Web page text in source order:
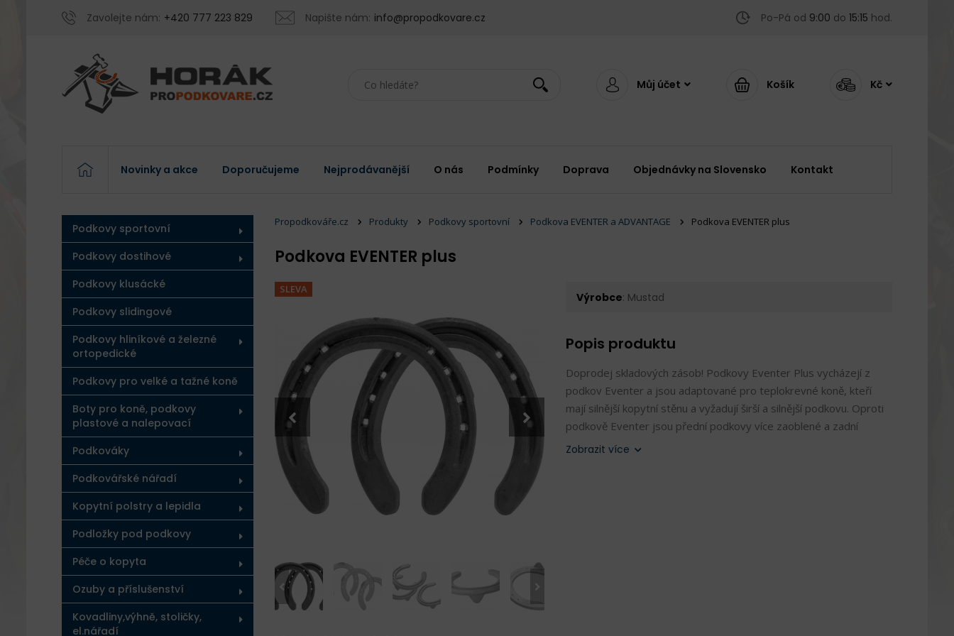
Zavolejte nám: +420 777 223 829 Napište nám: info@propodkovare.cz Po-Pá od 9:00 do 15:15 hod.
Můj účet Košík Kč
Novinky a akce Doporučujeme Nejprodávanější O nás Podmínky Doprava Objednávky na Slovensko Kontakt
Podkovy sportovní
Podkovy dostihové
Podkovy klusácké
Podkovy slidingové
Podkovy hliníkové a železné
ortopedické
Podkovy pro velké a tažné koně
Boty pro koně, podkovy
plastové a nalepovací
Podkováky
Podkovářské nářadí
Kopytní polstry a lepidla
Podložky pod podkovy
Péče o kopyta
Ozuby a příslušenství
Kovadliny,výhně, stoličky,
el.nářadí
Propodkováře.cz Produkty Podkovy sportovní Podkova EVENTER a ADVANTAGE Podkova EVENTER plus
Podkova EVENTER plus
SLEVA
Výrobce: Mustad
Popis produktu
Doprodej skladových zásob! Podkovy Eventer Plus vycházejí z
podkov Eventer a jsou adaptované pro teplokrevné koně, kteří
mají silnější kopytní stěnu a vyžadují širší a silnější podkovu. Oproti
podkově Eventer jsou přední podkovy více zaoblené a zadní
podkovy mají širší vnější rameno.
Zobrazit více